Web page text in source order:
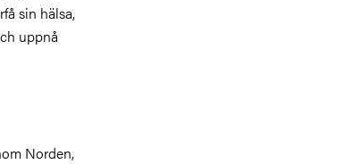
sin hälsa,
uppnå
Norden,